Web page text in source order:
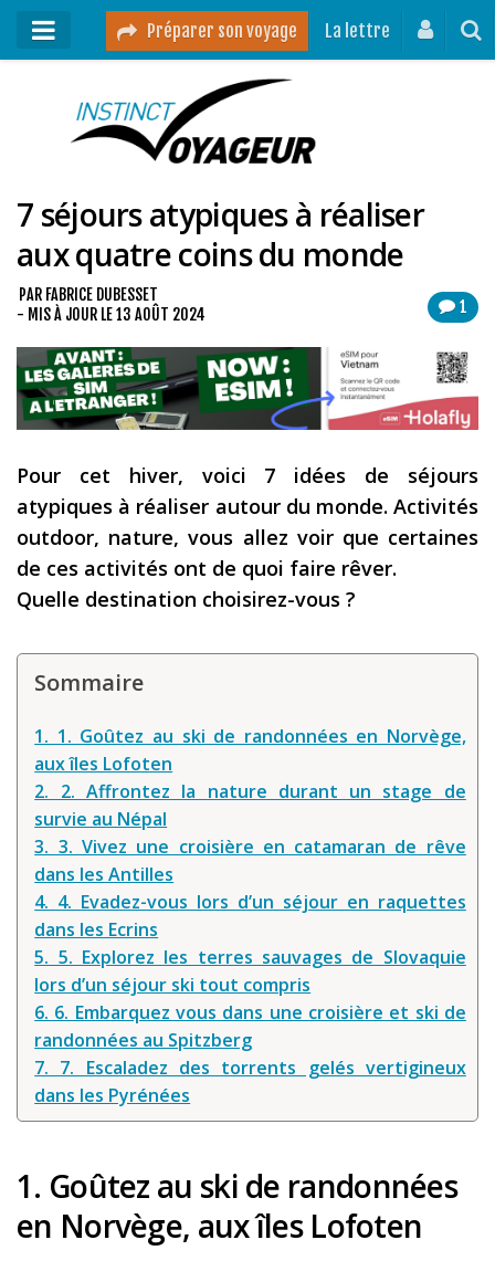
Préparer son voyage La lettre
Mon podcast
Destinations
Mes ressources pour voyager
Guides voyages
Contact
Mon journal de bord sur Instagram
Blog voyage
Podcast
Préparer son voyage
Destinations
LA LETTRE
Outils pour voyageur
Sites utiles
Le logement en voyage
Assurance voyage !
voyage !
Louer une voiture !
Mes guides voyage
L’auteur
7 séjours atypiques à réaliser
aux quatre coins du monde
1
PAR FABRICE DUBESSET
- MIS À JOUR LE13 AOÛT 2024
Pour cet hiver, voici 7 idées de séjours
atypiques à réaliser autour du monde. Activités
outdoor, nature, vous allez voir que certaines
de ces activités ont de quoi faire rêver.
Quelle destination choisirez-vous ?
Sommaire
1. 1. Goûtez au ski de randonnées en Norvège,
aux îles Lofoten
2. 2. Affrontez la nature durant un stage de
survie au Népal
3. 3. Vivez une croisière en catamaran de rêve
dans les Antilles
4. 4. Evadez-vous lors d’un séjour en raquettes
dans les Ecrins
5. 5. Explorez les terres sauvages de Slovaquie
lors d’un séjour ski tout compris
6. 6. Embarquez vous dans une croisière et ski de
randonnées au Spitzberg
7. 7. Escaladez des torrents gelés vertigineux
dans les Pyrénées
1. Goûtez au ski de randonnées
en Norvège, aux îles Lofoten